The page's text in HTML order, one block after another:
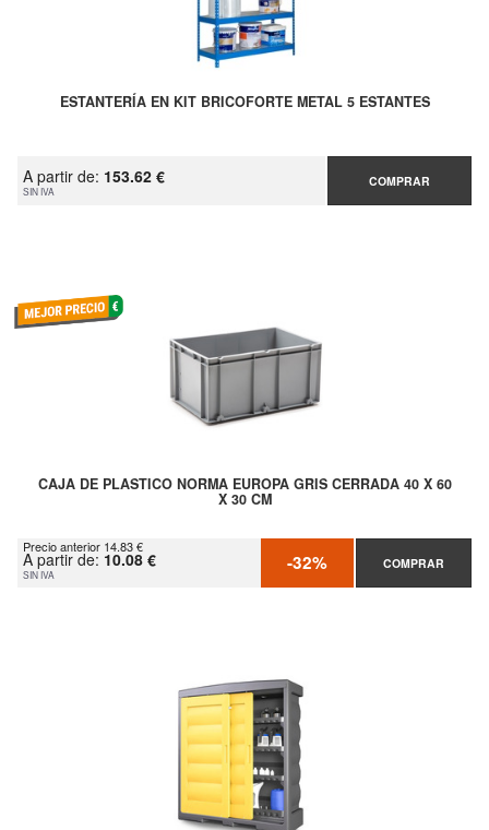
ESTANTERÍA EN KIT BRICOFORTE METAL 5 ESTANTES
A partir de: 153.62 €
SIN IVA
COMPRAR
CAJA DE PLASTICO NORMA EUROPA GRIS CERRADA 40 X 60
X 30 CM
Precio anterior 14.83 €
A partir de: 10.08 €
SIN IVA -32% COMPRAR